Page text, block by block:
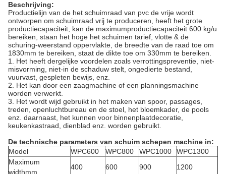
Beschrijving:
Productielijn van de het schuimraad van pvc de vrije wordt
ontworpen om schuimraad vrij te produceren, heeft het grote
productiecapaciteit, kan de maximumproductiecapaciteit 600 kg/u
bereiken, staan het hoge het schuimen tarief, vlotte & de
schuring-weerstand oppervlakte, de breedte van de raad toe om
1830mm te bereiken, staat de dikte toe om 330mm te bereiken.
1. Het heeft dergelijke voordelen zoals verrottingspreventie, niet-
misvorming, niet-in de schaduw stelt, ongedierte bestand,
vuurvast, gespleten bewijs, enz.
2. Het kan door een zaagmachine of een planningsmachine
worden verwerkt.
3. Het wordt wijd gebruikt in het maken van spoor, passages,
treden, openluchtbureau en de stoel, het bloemkader, de pools
enz. daarnaast, het kunnen voor binnenplaatdecoratie,
keukenkastraad, dienblad enz. worden gebruikt.
De technische parameters van schuim schepen machine in:
Model
WPC600 WPC800 WPC1000
WPC1300
Maximum
widthmm
400 600 900 1200